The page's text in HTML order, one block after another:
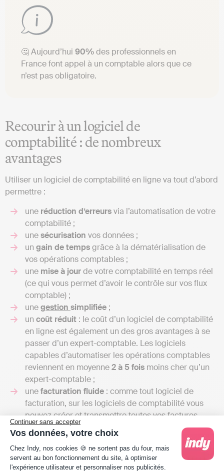
Continuer sans accepter
Vos données, votre choix
Plateforme de Gestion du Consentement :
Chez Indy, nos cookies 🍪 ne sortent pas du four, mais
servent au bon fonctionnement du site, à optimiser
l'expérience utilisateur et personnaliser nos publicités.
🤔 Aujourd’hui 90%des professionnels en
France font appel à un comptable alors que ce
n’est pas obligatoire.
Recourir à un logiciel de
comptabilité : de nombreux
avantages
Utiliser un logiciel de comptabilité en ligne va tout d’abord
permettre :
une réduction d’erreursvia l’automatisation de votre
comptabilité ;
unesécurisation vos données ;
un gain de tempsgrâce à la dématérialisation de
vos opérations comptables ;
une mise à jourde votre comptabilité en temps réel
(ce qui vous permet d’avoir le contrôle sur vos flux
comptable) ;
unegestion simplifiée ;
un coût réduit : le coût d’un logiciel de comptabilité
en ligne est également un des gros avantages à se
passer d’un expert-comptable. Les logiciels
capables d’automatiser les opérations comptables
reviennent en moyenne2 à 5 fois moins cher qu’un
expert-comptable ;
unefacturation fluide : comme tout logiciel de
facturation, sur les logiciels de comptabilité vous
pouvez créer et transmettre toutes vos factures
directement dans votre espace.
De plus, en cas decontrôle fiscal, recourir à un logiciel
comptable peut s’avérer très utile. En effet l’administration
fiscale peut contrôler vos comptes sur les 3 dernières